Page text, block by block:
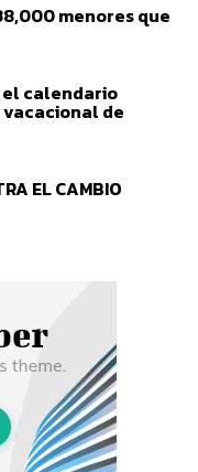
menores que
el calendario
de
EL CAMBIO